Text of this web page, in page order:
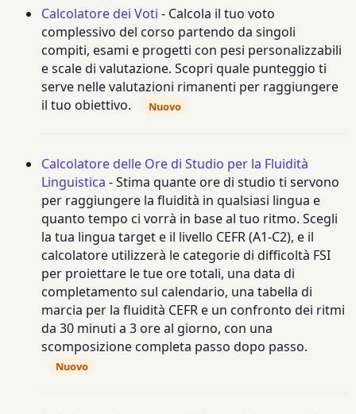
Calcolatore dei Voti - Calcola il tuo voto
complessivo del corso partendo da singoli
compiti, esami e progetti con pesi personalizzabili
e scale di valutazione. Scopri quale punteggio ti
serve nelle valutazioni rimanenti per raggiungere
il tuo obiettivo.
Nuovo
Calcolatore delle Ore di Studio per la Fluidità
Linguistica - Stima quante ore di studio ti servono
per raggiungere la fluidità in qualsiasi lingua e
quanto tempo ci vorrà in base al tuo ritmo. Scegli
la tua lingua target e il livello CEFR (A1-C2), e il
calcolatore utilizzerà le categorie di difficoltà FSI
per proiettare le tue ore totali, una data di
completamento sul calendario, una tabella di
marcia per la fluidità CEFR e un confronto dei ritmi
da 30 minuti a 3 ore al giorno, con una
scomposizione completa passo dopo passo.
Nuovo